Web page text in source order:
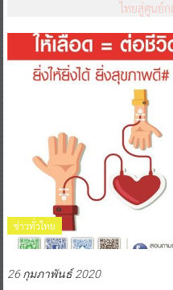
ไทยสู่ศูนย์ก
ข่าวทั่วไทย
26 กุมภาพันธ์ 2020